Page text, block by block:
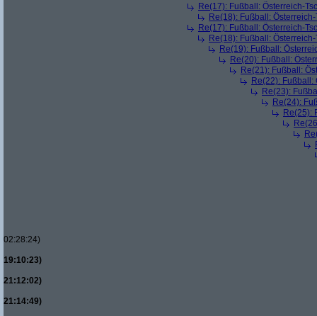
Re(17): Fußball: Österreich-
Re(18): Fußball:
Re(17): Fußball: Österreich-
Re(18): Fußball:
Re(19): Fußball:
Re(20): Fußball:
Re(21): Fußball:
Re(22): Fußball:
Re(23):
Re(24):
Re(25):
02:28:24)
19:10:23)
21:12:02)
21:14:49)